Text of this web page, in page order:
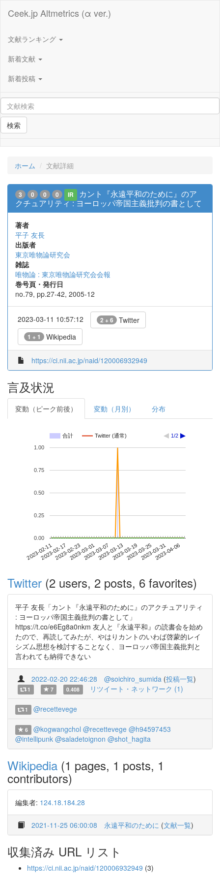
Ceek.jp Altmetrics (α ver.)
文献ランキング
新着文献
新着投稿
検索
ホーム 文献詳細
3 0 0 0 IR
カント『永遠平和のために』のア
クチュアリティ : ヨーロッパ帝国主義批判の書として
著者
平子 友長
出版者
東京唯物論研究会
雑誌
唯物論 : 東京唯物論研究会会報
巻号頁・発行日
no.79, pp.27-42, 2005-12
2023-03-11 10:57:12 2 + 6 Twitter
1 + 1 Wikipedia
https://ci.nii.ac.jp/naid/120006932949
言及状況
変動（ピーク前後） 変動（月別） 分布
合計 Twitter (通常) 1/2
2023-02-112023-02-172023-02-232023-03-012023-03-072023-03-132023-03-192023-03-252023-03-312023-04-06
0.00
0.25
0.50
0.75
1.00
Twitter (2 users, 2 posts, 6 favorites)
平子 友長「カント『永遠平和のために』のアクチュアリティ
: ヨーロッパ帝国主義批判の書として」
https://t.co/e6Eg8a0nkm 友人と『永遠平和』の読書会を始め
たので、再読してみたが、やはりカントのいわば啓蒙的レイ
シズム思想を検討することなく、ヨーロッパ帝国主義批判と
言われても納得できない
2022-02-20 22:46:28 @soichiro_sumida (投稿一覧)
1 7 0.408 リツイート・ネットワーク (1)
1 @recettevege
6 @kogwangchol @recettevege @h94597453
@intellipunk @saladetoignon @shot_hagita
Wikipedia (1 pages, 1 posts, 1
contributors)
編集者: 124.18.184.28
2021-11-25 06:00:08 永遠平和のために (文献一覧)
収集済み URL リスト
https://ci.nii.ac.jp/naid/120006932949 (3)